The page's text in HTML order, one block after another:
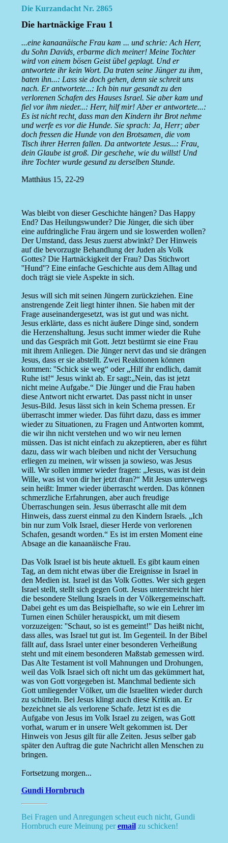
Die Kurzandacht Nr. 2865
Die hartnäckige Frau 1
...eine kanaanäische Frau kam ... und schrie: Ach Herr,
du Sohn Davids, erbarme dich meiner! Meine Tochter
wird von einem bösen Geist übel geplagt. Und er
antwortete ihr kein Wort. Da traten seine Jünger zu ihm,
baten ihn...: Lass sie doch gehen, denn sie schreit uns
nach. Er antwortete...: Ich bin nur gesandt zu den
verlorenen Schafen des Hauses Israel. Sie aber kam und
fiel vor ihm nieder...: Herr, hilf mir! Aber er antwortete...:
Es ist nicht recht, dass man den Kindern ihr Brot nehme
und werfe es vor die Hunde. Sie sprach: Ja, Herr; aber
doch fressen die Hunde von den Brotsamen, die vom
Tisch ihrer Herren fallen. Da antwortete Jesus...: Frau,
dein Glaube ist groß. Dir geschehe, wie du willst! Und
ihre Tochter wurde gesund zu derselben Stunde.
Matthäus 15, 22-29
Was bleibt von dieser Geschichte hängen? Das Happy
End? Das Heilungswunder? Die Jünger, die sich über
eine aufdringliche Frau ärgern und sie loswerden wollen?
Der Umstand, dass Jesus zuerst abwinkt? Der Hinweis
auf die bevorzugte Behandlung der Juden als Volk
Gottes? Die Hartnäckigkeit der Frau? Das Stichwort
''Hund''? Eine einfache Geschichte aus dem Alltag und
doch trägt sie viele Aspekte in sich.
Jesus will sich mit seinen Jüngern zurückziehen. Eine
anstrengende Zeit liegt hinter ihnen. Sie haben mit der
Frage auseinandergesetzt, was ist gut und was nicht.
Jesus erklärte, dass es nicht äußere Dinge sind, sondern
die Herzenshaltung. Jesus sucht immer wieder die Ruhe
und das Gespräch mit Gott. Jetzt bestürmt sie eine Frau
mit ihrem Anliegen. Die Jünger nervt das und sie drängen
Jesus, dass er sie abstellt. Zwei Reaktionen können
kommen: ''Schick sie weg“ oder „Hilf ihr endlich, damit
Ruhe ist!“ Jesus winkt ab. Er sagt:„Nein, das ist jetzt
nicht meine Aufgabe.“ Die Jünger und die Frau haben
diese Antwort nicht erwartet. Das passt nicht in unser
Jesus-Bild. Jesus lässt sich in kein Schema pressen. Er
überrascht immer wieder. Das führt dazu, dass es immer
wieder zu Situationen, zu Fragen und Antworten kommt,
die wir ihn nicht verstehen und wo wir neu lernen
müssen. Das ist nicht einfach zu akzeptieren, aber es führt
dazu, dass wir wach bleiben und nicht der Versuchung
erliegen zu meinen, wir wissen ja sowieso, was Jesus
will. Wir sollen immer wieder fragen: „Jesus, was ist dein
Wille, was ist von dir her jetzt dran?“ Mit Jesus unterwegs
sein heißt: Immer wieder überrascht werden. Das können
schmerzliche Erfahrungen, aber auch freudige
Überraschungen sein. Jesus überrascht alle mit dem
Hinweis, dass zuerst einmal zu den Kindern Israels. „Ich
bin nur zum Volk Israel, dieser Herde von verlorenen
Schafen, gesandt worden.“ Es ist im ersten Moment eine
Absage an die kanaanäische Frau.
Das Volk Israel ist bis heute aktuell. Es gibt kaum einen
Tag, an dem nicht etwas über die Ereignisse in Israel in
den Medien ist. Israel ist das Volk Gottes. Wer sich gegen
Israel stellt, stellt sich gegen Gott. Jesus unterstreicht hier
die besondere Stellung Israels in der Völkergemeinschaft.
Dabei geht es um das Beispielhafte, so wie ein Lehrer im
Turnen einen Schüler herauspickt, um mit diesem
vorzuzeigen: ''Schaut, so ist es gemeint!'' Das heißt nicht,
dass alles, was Israel tut gut ist. Im Gegenteil. In der Bibel
fällt auf, dass Israel unter einer besonderen Verheißung
steht und mit einem besonderen Maßstab gemessen wird.
Das Alte Testament ist voll Mahnungen und Drohungen,
weil das Volk Israel sich oft nicht um das gekümmert hat,
was von Gott vorgegeben ist. Manchmal bediente sich
Gott umliegender Völker, um die Israeliten wieder durch
zu schütteln. Bei Jesus klingt auch diese Kritik an. Er
bezeichnet sie als verlorene Schafe. Jetzt ist es die
Aufgabe von Jesus im Volk Israel zu zeigen, was Gott
vorhat, warum er in unsere Welt gekommen ist. Der
Hinweis von Jesus gilt für alle Zeiten. Jesus selber gab
später den Auftrag die gute Nachricht allen Menschen zu
bringen.
Fortsetzung morgen...
Gundi Hornbruch
Bei Fragen und Anregungen scheut euch nicht, Gundi
Hornbruch eure Meinung peremailzu schicken!